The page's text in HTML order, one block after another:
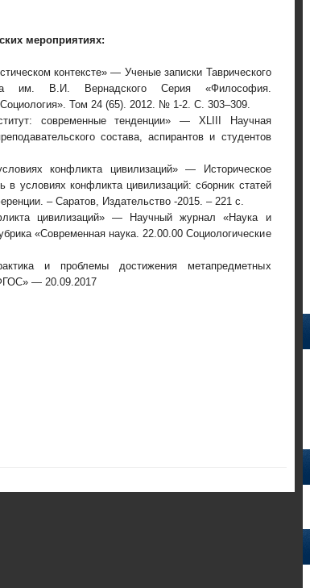
мероприятиях:
контексте» — Ученые записки Таврического
им. В.И. Вернадского Серия «Философия.
Том 24 (65). 2012. № 1-2. С. 303–309.
современные тенденции» — XLIII Научная
состава, аспирантов и студентов
конфликта цивилизаций» — Историческое
в условиях конфликта цивилизаций: сборник статей
– Саратов, Издательство -2015. – 221 с.
цивилизаций» — Научный журнал «Наука и
«Современная наука. 22.00.00 Социологические
и проблемы достижения метапредметных
— 20.09.2017